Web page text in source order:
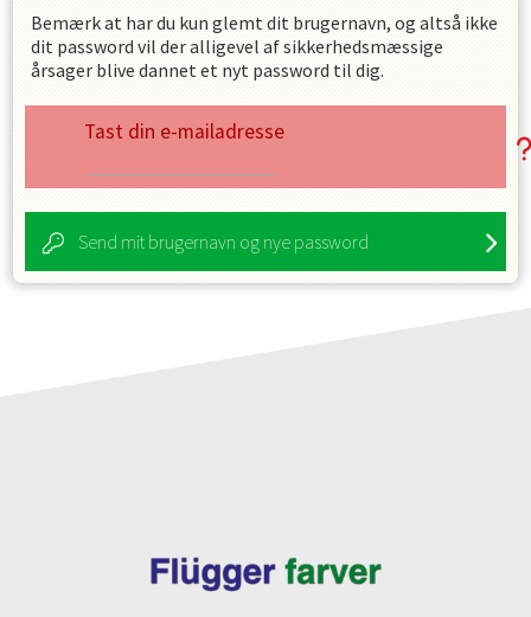
Bemærk at har du kun glemt dit brugernavn, og altså ikke
dit password vil der alligevel af sikkerhedsmæssige
årsager blive dannet et nyt password til dig.
Tast din e-mailadresse
Send mit brugernavn og nye password